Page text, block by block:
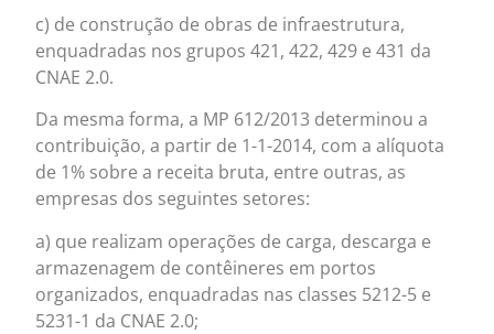
c) de construção de obras de infraestrutura,
enquadradas nos grupos 421, 422, 429 e 431 da
CNAE 2.0.
Da mesma forma, a MP 612/2013 determinou a
contribuição, a partir de 1-1-2014, com a alíquota
de 1% sobre a receita bruta, entre outras, as
empresas dos seguintes setores:
a) que realizam operações de carga, descarga e
armazenagem de contêineres em portos
organizados, enquadradas nas classes 5212-5 e
5231-1 da CNAE 2.0;